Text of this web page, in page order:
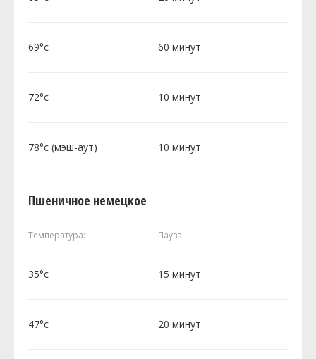
69°c 60 минут
72°c 10 минут
78°c (мэш-аут) 10 минут
Пшеничное немецкое
Температура: Пауза:
35°c 15 минут
47°c 20 минут